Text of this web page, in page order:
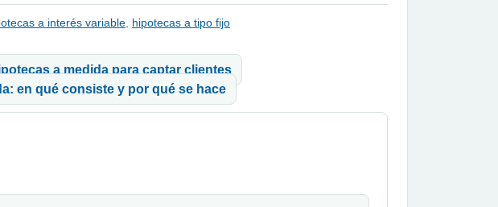
a interés variable hipotecas a tipo fijo
a medida para captar clientes
en qué consiste y por qué se hace